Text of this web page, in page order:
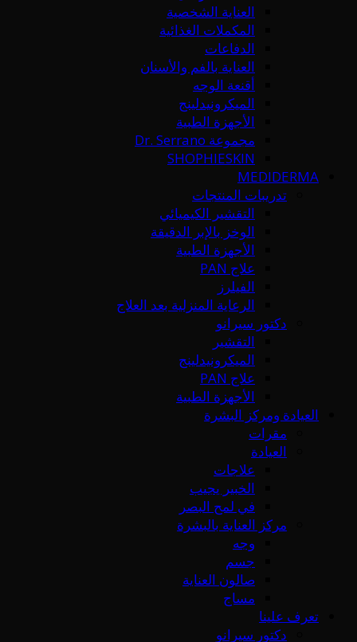
العناية الشخصية
المكملات الغذائية
الدفاعات
العناية بالفم والأسنان
أقنعة الوجه
الميكرونيدلينج
الأجهزة الطبية
مجموعة Dr. Serrano
SHOPHIESKIN
MEDIDERMA
تدريبات المنتجات
التقشير الكيميائي
الوخز بالإبر الدقيقة
الأجهزة الطبية
علاج PAN
الفيلرز
الرعاية المنزلية بعد العلاج
دكتور سيرانو
التقشير
الميكرونيدلينج
علاج PAN
الأجهزة الطبية
العيادة ومركز البشرة
مقرات
العيادة
علاجات
الخبير يجيب
في لمح البصر
مركز العناية بالبشرة
وجه
جسم
صالون العناية
مساج
تعرف علينا
دكتور سيرانو